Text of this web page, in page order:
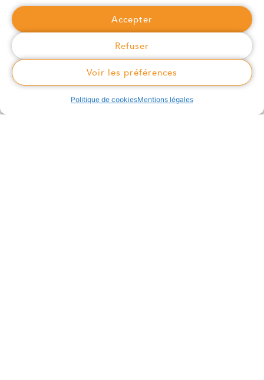
Accepter
Refuser
Voir les préférences
Politique de cookiesMentions légales
Syane